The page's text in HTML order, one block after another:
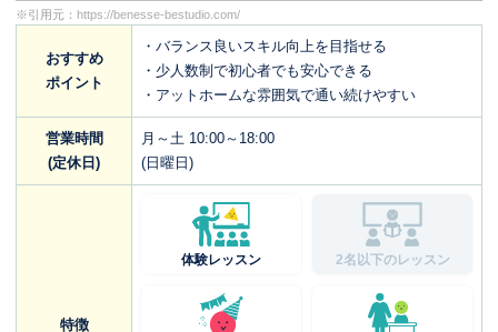
※引用元： https://benesse-bestudio.com/
おすすめ
ポイント
・バランス良いスキル向上を目指せる
・少人数制で初心者でも安心できる
・アットホームな雰囲気で通い続けやすい
営業時間
(定休日)
月～土 10:00～18:00
(日曜日)
特徴
体験レッスン 2名以下のレッスン